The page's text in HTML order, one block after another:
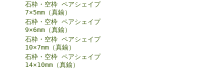
石枠・空枠 ペアシェイプ
7×5mm（真鍮）
石枠・空枠 ペアシェイプ
9×6mm（真鍮）
石枠・空枠 ペアシェイプ
10×7mm（真鍮）
石枠・空枠 ペアシェイプ
14×10mm（真鍮）